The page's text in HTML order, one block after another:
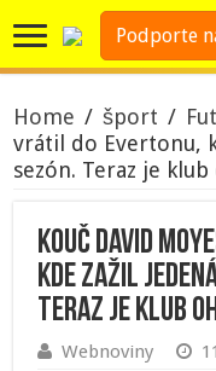
Podporte
Home / šport /
vrátil do Evertonu,
sezón. Teraz je
Kouč David
kde zažil
Teraz je klub
Webnoviny